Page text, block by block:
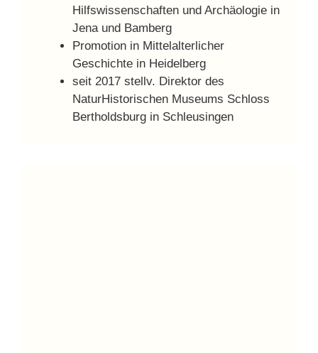
Hilfswissenschaften und Archäologie in
Jena und Bamberg
Promotion in Mittelalterlicher
Geschichte in Heidelberg
seit 2017 stellv. Direktor des
NaturHistorischen Museums Schloss
Bertholdsburg in Schleusingen